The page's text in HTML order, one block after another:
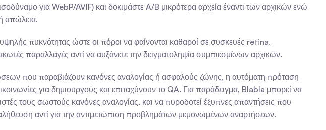
για WebP/AVIF) και δοκιμάστε A/B μικρότερα αρχεία έναντι των αρχικών ενώ
απώλεια.
πυκνότητας ώστε οι πόροι να φαίνονται καθαροί σε συσκευές retina.
παραλλαγές αντί να αυξάνετε την δειγματοληψία συμπιεσμένων αρχικών.
που παραβιάζουν κανόνες αναλογίας ή ασφαλούς ζώνης, η αυτόματη πρόταση
για δημιουργούς και επιταχύνουν το QA. Για παράδειγμα, Blabla μπορεί να
τους σωστούς κανόνες αναλογίας, και να πυροδοτεί έξυπνες απαντήσεις που
αντί για την αντιμετώπιση προβλημάτων μεμονωμένων αναρτήσεων.